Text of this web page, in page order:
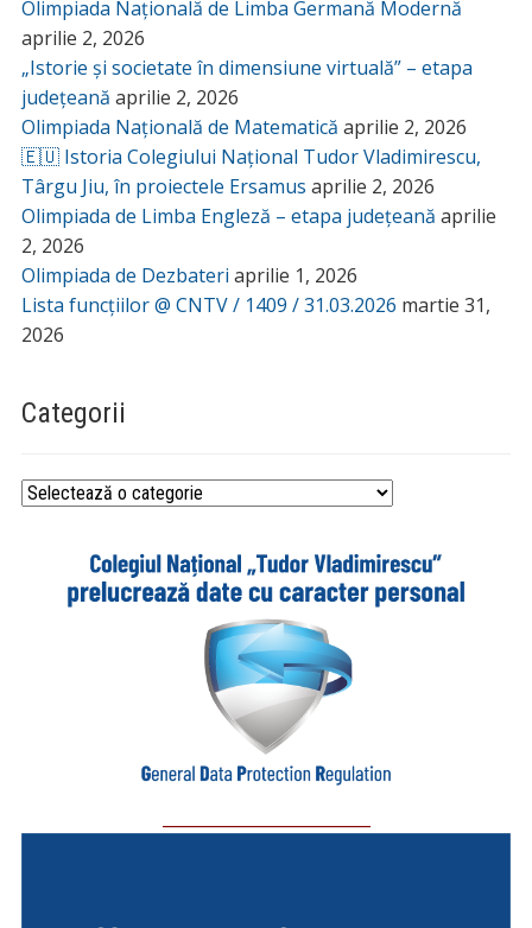
Olimpiada Națională de Limba Germană Modernă
aprilie 2, 2026
„Istorie și societate în dimensiune virtuală” – etapa
județeană aprilie 2, 2026
Olimpiada Națională de Matematică aprilie 2, 2026
🇪🇺 Istoria Colegiului Național Tudor Vladimirescu,
Târgu Jiu, în proiectele Ersamus aprilie 2, 2026
Olimpiada de Limba Engleză – etapa județeană aprilie
2, 2026
Olimpiada de Dezbateri aprilie 1, 2026
Lista funcțiilor @ CNTV / 1409 / 31.03.2026 martie 31,
2026
Categorii
Categorii